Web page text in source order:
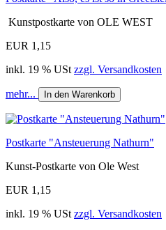
Kunstpostkarte von OLE WEST
EUR 1,15
inkl. 19 % USt zzgl. Versandkosten
mehr... In den Warenkorb
Postkarte "Ansteuerung Nathurn"
Kunst-Postkarte von Ole West
EUR 1,15
inkl. 19 % USt zzgl. Versandkosten